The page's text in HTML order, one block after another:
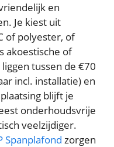
en
Je kiest uit
of polyester, of
akoestische of
tussen de €70
incl. installatie) en
blijft je
onderhoudsvrije
veelzijdiger.
Spanplafond zorgen